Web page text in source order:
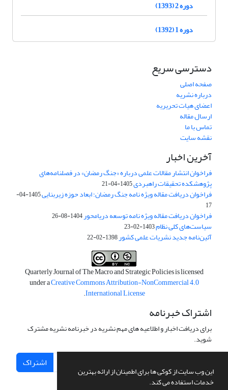
این وب سایت از کوکی ها برای اطمینان از ارائه بهترین
خدمات استفاده می کند.
دوره 2 (1393)
دوره 1 (1392)
دسترسی سریع
صفحه اصلی
درباره نشریه
اعضای هیات تحریریه
ارسال مقاله
تماس با ما
نقشه سایت
آخرین اخبار
فراخوان انتشار مقالات علمی درباره «جنگ رمضان» در فصلنامه‌های
پژوهشکده تحقیقات راهبردی1405-04-21
فراخوان دریافت مقاله ویژه نامه جنگ رمضان؛ ابعاد حوزه زیربنایی
1405-04-
17
فراخوان دریافت مقاله ویژه نامه توسعه دریامحور1404-08-26
سیاست‌های کلی نظام1403-02-23
آئین‌نامه جدید نشریات علمی کشور1398-02-22
Quarterly Journal of The Macro and Strategic Policies is licensed
under aCreative Commons Attribution-NonCommercial 4.0
International License
.
اشتراک خبرنامه
برای دریافت اخبار و اطلاعیه های مهم نشریه در خبرنامه نشریه مشترک
شوید.
اشتراک